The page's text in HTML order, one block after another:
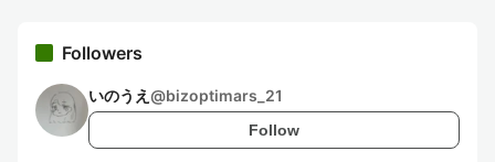
Followers
いのうえ @bizoptimars_21
Follow